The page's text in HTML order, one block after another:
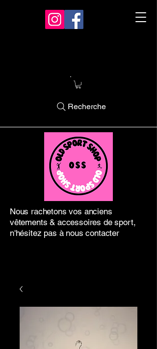
Nous rachetons vos anciens
vêtements & accessoires de sport,
n'hésitez pas à nous contacter
Recherche